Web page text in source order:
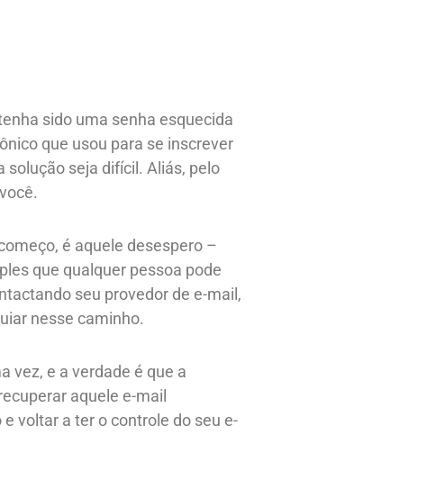
sido uma senha esquecida
que usou para se inscrever
solução seja difícil. Aliás, pelo
é aquele desespero –
que qualquer pessoa pode
seu provedor de e-mail,
nesse caminho.
vez, e a verdade é que a
aquele e-mail
voltar a ter o controle do seu e-